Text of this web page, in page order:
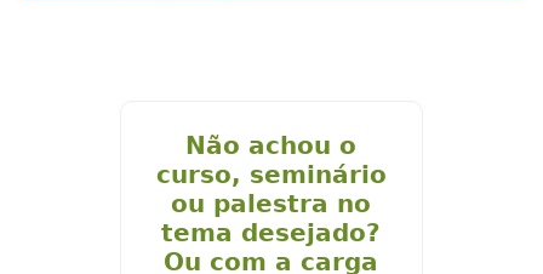
Não achou o
curso, seminário
ou palestra no
tema desejado?
Ou com a carga